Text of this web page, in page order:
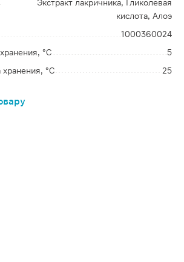
Экстракт лакричника, Гликолевая
кислота, Алоэ
1000360024
°C
5
°C
25